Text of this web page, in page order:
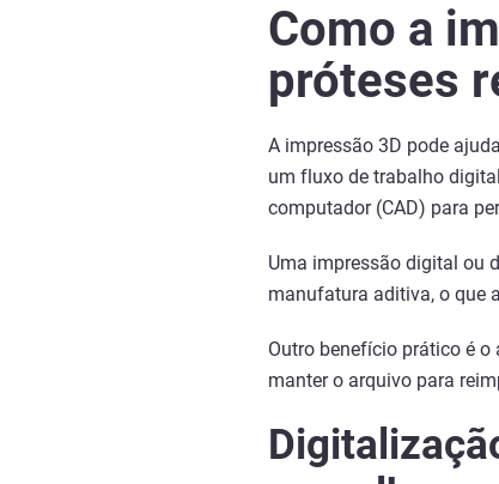
Como a
próteses
A impressão 3D pode
um fluxo de trabalho
computador (CAD) para
Uma impressão digital ou
manufatura aditiva, o que
Outro benefício prático é
manter o arquivo para